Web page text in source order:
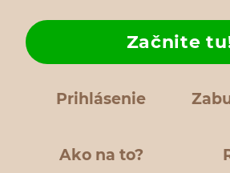
Prihlásenie
Ako na to?
Začnite